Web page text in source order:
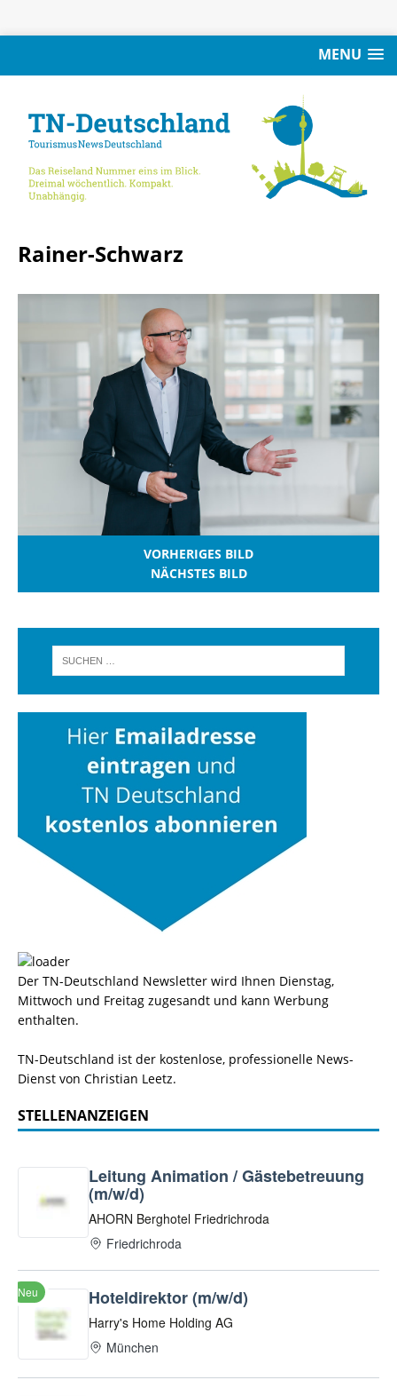
MENU
Rainer-Schwarz
VORHERIGES BILD
NÄCHSTES BILD
Der TN-Deutschland Newsletter wird Ihnen Dienstag,
Mittwoch und Freitag zugesandt und kann Werbung
enthalten.
TN-Deutschland ist der kostenlose, professionelle News-
Dienst von Christian Leetz.
STELLENANZEIGEN